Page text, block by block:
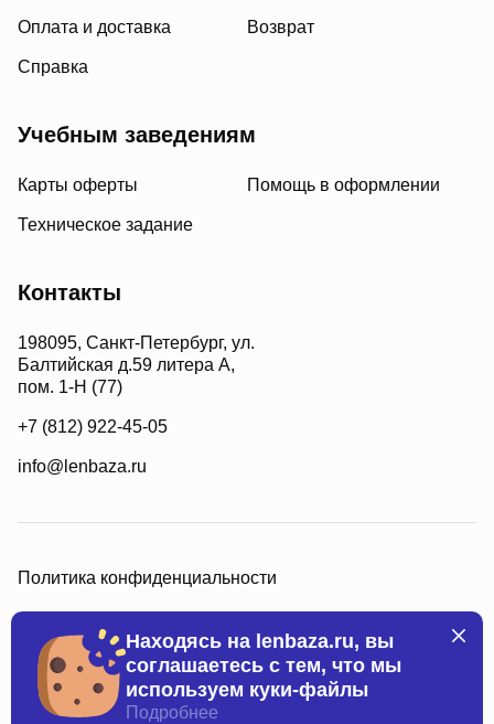
Оплата и доставка Возврат
Справка
Учебным заведениям
Карты оферты Помощь в оформлении
Техническое задание
Контакты
198095, Санкт-Петербург, ул.
Балтийская д.59 литера А,
пом. 1-Н (77)
+7 (812) 922-45-05
info@lenbaza.ru
Политика конфиденциальности
Все права защищены, 2026
Находясь на lenbaza.ru, вы
соглашаетесь с тем, что мы
используем куки-файлы
Подробнее